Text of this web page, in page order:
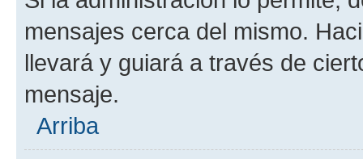
mensajes cerca del mismo.
llevará y guiará a través de
mensaje.
Arriba